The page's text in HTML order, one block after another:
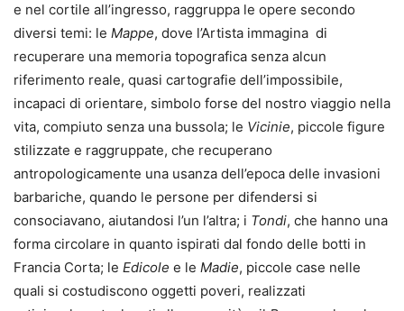
e nel cortile all’ingresso, raggruppa le opere secondo
diversi temi: le Mappe, dove l’Artista immagina di
recuperare una memoria topografica senza alcun
riferimento reale, quasi cartografie dell’impossibile,
incapaci di orientare, simbolo forse del nostro viaggio nella
vita, compiuto senza una bussola; le Vicinie, piccole figure
stilizzate e raggruppate, che recuperano
antropologicamente una usanza dell’epoca delle invasioni
barbariche, quando le persone per difendersi si
consociavano, aiutandosi l’un l’altra; i Tondi, che hanno una
forma circolare in quanto ispirati dal fondo delle botti in
Francia Corta; le Edicole e le Madie, piccole case nelle
quali si costudiscono oggetti poveri, realizzati